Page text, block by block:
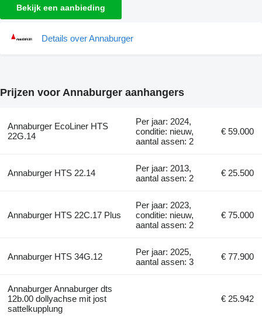
Bekijk een aanbieding
Details over Annaburger
Prijzen voor Annaburger aanhangers
Annaburger EcoLiner HTS
22G.14
Per jaar: 2024,
conditie: nieuw,
aantal assen: 2
€ 59.000
Annaburger HTS 22.14
Per jaar: 2013,
aantal assen: 2
€ 25.500
Annaburger HTS 22C.17 Plus
Per jaar: 2023,
conditie: nieuw,
aantal assen: 2
€ 75.000
Annaburger HTS 34G.12
Per jaar: 2025,
aantal assen: 3
€ 77.900
Annaburger Annaburger dts
12b.00 dollyachse mit jost
sattelkupplung
€ 25.942